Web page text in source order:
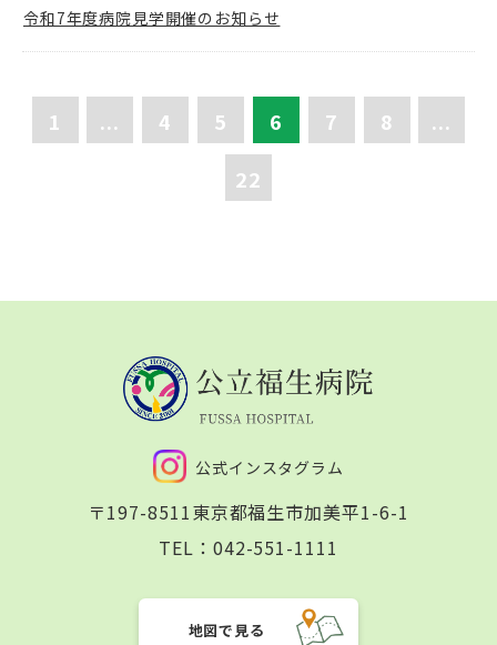
令和7年度病院見学開催のお知らせ
1 ... 4 5 6 7 8
...
22
公式インスタグラム
〒197-8511東京都福生市加美平1-6-1
TEL： 042-551-1111
地図で見る